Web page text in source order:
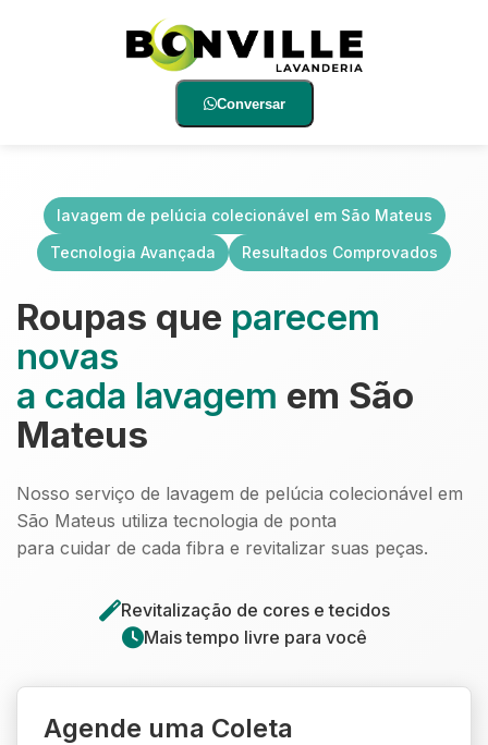
Conversar
lavagem de pelúcia colecionável em São Mateus
Tecnologia Avançada
Resultados Comprovados
Roupas que parecem
novas
a cada lavagem em São
Mateus
Nosso serviço de lavagem de pelúcia colecionável em
São Mateus utiliza tecnologia de ponta
para cuidar de cada fibra e revitalizar suas peças.
Revitalização de cores e tecidos
Mais tempo livre para você
Agende uma Coleta